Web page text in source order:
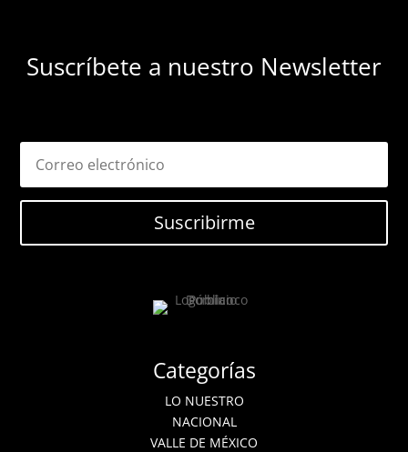
Suscríbete a nuestro Newsletter
Suscribirme
Categorías
LO NUESTRO
NACIONAL
VALLE DE MÉXICO